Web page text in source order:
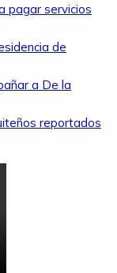
pagar servicios
de
a De la
reportados